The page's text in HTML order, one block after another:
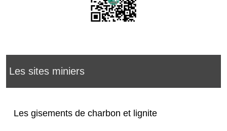
Les sites miniers
Les gisements de charbon et lignite